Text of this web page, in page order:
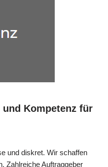
Kompetenz für
und diskret. Wir schaffen
Zahlreiche Auftraggeber